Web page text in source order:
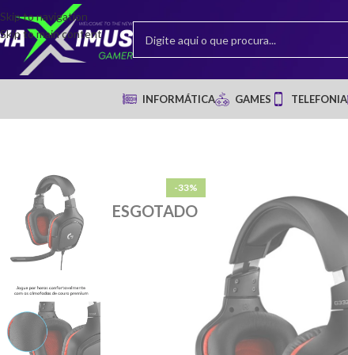
Skip to navigation
Skip to main content
INFORMÁTICA GAMES TELEFONIA
-33%
ESGOTADO